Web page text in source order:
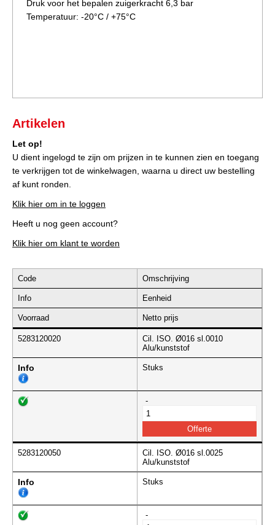
Druk voor het bepalen zuigerkracht 6,3 bar
Temperatuur: -20°C / +75°C
Artikelen
Let op!
U dient ingelogd te zijn om prijzen in te kunnen zien en toegang
te verkrijgen tot de winkelwagen, waarna u direct uw bestelling
af kunt ronden.
Klik hier om in te loggen
Heeft u nog geen account?
Klik hier om klant te worden
Code Omschrijving
Info Eenheid
Voorraad Netto prijs
5283120020
Cil. ISO. Ø016 sl.0010
Alu/kunststof
Info Stuks
-
5283120050
Cil. ISO. Ø016 sl.0025
Alu/kunststof
Info Stuks
-